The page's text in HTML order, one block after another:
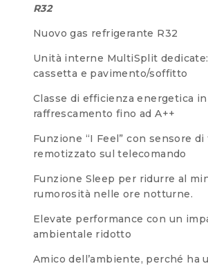
R32
Nuovo gas refrigerante R32
Unità interne MultiSplit
cassetta e pavimento/soffitto
Classe di efficienza energetica in
raffrescamento fino ad A++
Funzione “I Feel” con sensore
remotizzato sul telecomando
Funzione Sleep per ridurre al
rumorosità nelle ore notturne.
Elevate performance con un
ambientale ridotto
Amico dell’ambiente, perché ha